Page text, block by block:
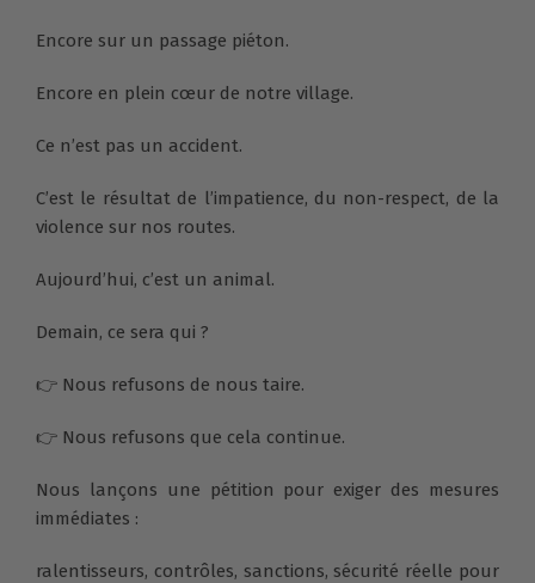
Encore sur un passage piéton.
Encore en plein cœur de notre village.
Ce n’est pas un accident.
C’est le résultat de l’impatience, du non-respect, de la
violence sur nos routes.
Aujourd’hui, c’est un animal.
Demain, ce sera qui ?
👉 Nous refusons de nous taire.
👉 Nous refusons que cela continue.
Nous lançons une pétition pour exiger des mesures
immédiates :
ralentisseurs, contrôles, sanctions, sécurité réelle pour